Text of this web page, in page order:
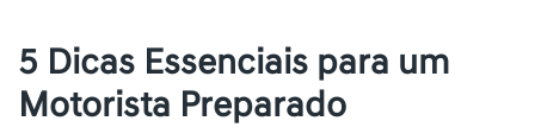
5 Dicas Essenciais para um
Motorista Preparado